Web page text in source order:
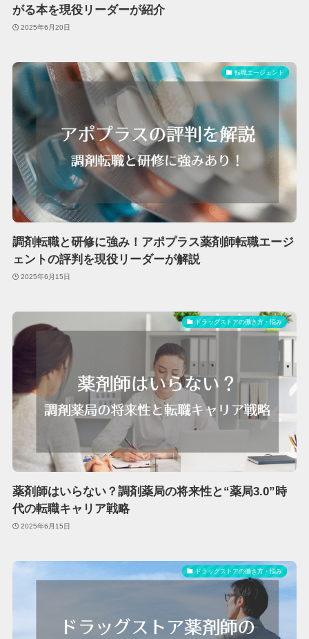
がる本を現役リーダーが紹介
2025年6月20日
転職エージェント
調剤転職と研修に強み！アポプラス薬剤師転職エージ
ェントの評判を現役リーダーが解説
2025年6月15日
ドラッグストアの働き方・悩み
薬剤師はいらない？調剤薬局の将来性と“薬局3.0”時
代の転職キャリア戦略
2025年6月15日
ドラッグストアの働き方・悩み